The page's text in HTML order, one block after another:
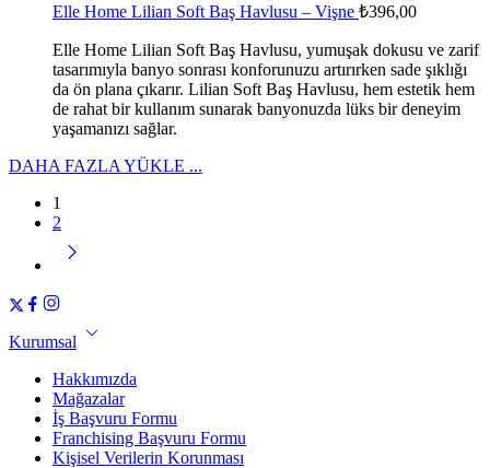
Elle Home Lilian Soft Baş Havlusu – Vişne ₺396,00
Elle Home Lilian Soft Baş Havlusu, yumuşak dokusu ve zarif
tasarımıyla banyo sonrası konforunuzu artırırken sade şıklığı
da ön plana çıkarır. Lilian Soft Baş Havlusu, hem estetik hem
de rahat bir kullanım sunarak banyonuzda lüks bir deneyim
yaşamanızı sağlar.
DAHA FAZLA YÜKLE ...
1
2
Kurumsal
Hakkımızda
Mağazalar
İş Başvuru Formu
Franchising Başvuru Formu
Kişisel Verilerin Korunması